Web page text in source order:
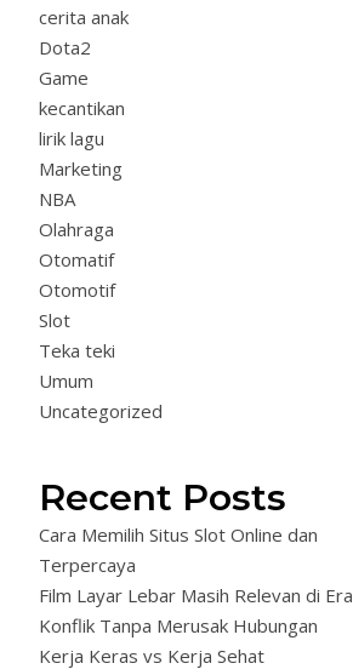
cerita anak
Dota2
Game
kecantikan
lirik lagu
Marketing
NBA
Olahraga
Otomatif
Otomotif
Slot
Teka teki
Umum
Uncategorized
Recent Posts
Cara Memilih Situs Slot Online dan
Terpercaya
Film Layar Lebar Masih Relevan di Era
Konflik Tanpa Merusak Hubungan
Kerja Keras vs Kerja Sehat